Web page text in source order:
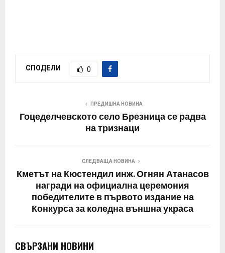
СПОДЕЛИ 0
ПРЕДИШНА НОВИНА
Гоцеделчевското село Брезница се радва
на тризнаци
СЛЕДВАЩА НОВИНА
Кметът на Кюстендил инж. Огнян Атанасов
награди на официална церемония
победителите в първото издание на
Конкурса за коледна външна украса
СВЪРЗАНИ НОВИНИ